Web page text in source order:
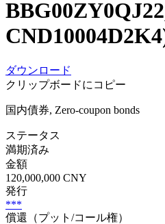
ダウンロード
クリップボードにコピー
国内債券, Zero-coupon bonds
ステータス
満期済み
金額
120,000,000 CNY
発行
***
償還（プット/コール権）